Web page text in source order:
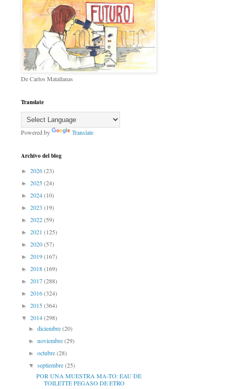
De Carlos Matallanas
Translate
Powered by Translate
Archivo del blog
► 2026(23)
► 2025(24)
► 2024(10)
► 2023 (19)
► 2022(59)
► 2021 (125)
► 2020(57)
► 2019(167)
► 2018(169)
► 2017(288)
► 2016(324)
► 2015(364)
▼ 2014(298)
►diciembre(20)
►noviembre(29)
►octubre(28)
▼septiembre(25)
POR UNA MUESTRA MA-TO: EAU DE
TOILETTE PEGASO DE ETRO